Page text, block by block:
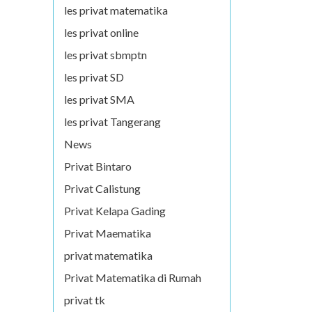
les privat matematika
les privat online
les privat sbmptn
les privat SD
les privat SMA
les privat Tangerang
News
Privat Bintaro
Privat Calistung
Privat Kelapa Gading
Privat Maematika
privat matematika
Privat Matematika di Rumah
privat tk